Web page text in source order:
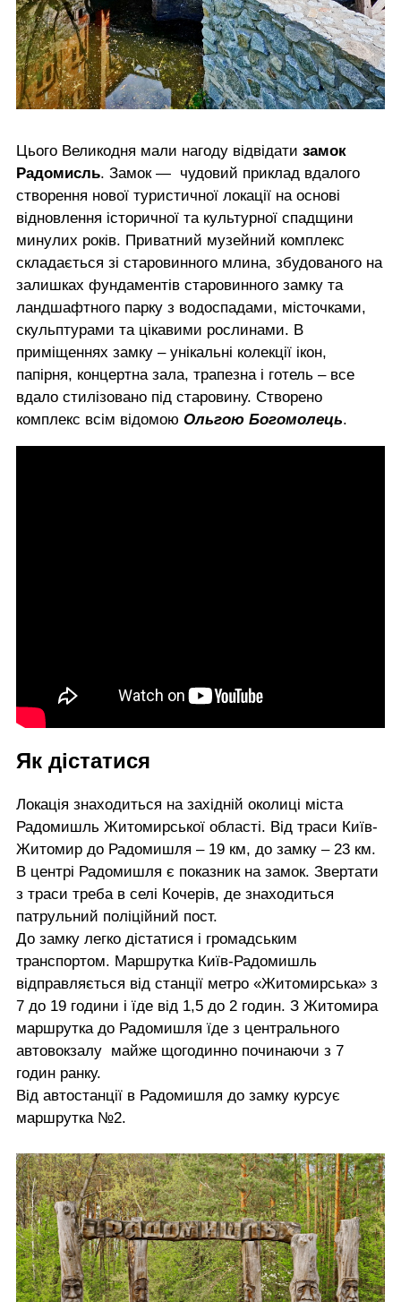
Цього Великодня мали нагоду відвідати замок
Радомисль. Замок — чудовий приклад вдалого
створення нової туристичної локації на основі
відновлення історичної та культурної спадщини
минулих років. Приватний музейний комплекс
складається зі старовинного млина, збудованого на
залишках фундаментів старовинного замку та
ландшафтного парку з водоспадами, місточками,
скульптурами та цікавими рослинами. В
приміщеннях замку – унікальні колекції ікон,
папірня, концертна зала, трапезна і готель – все
вдало стилізовано під старовину. Створено
комплекс всім відомою Ольгою Богомолець.
Як дістатися
Локація знаходиться на західній околиці міста
Радомишль Житомирської області. Від траси Київ-
Житомир до Радомишля – 19 км, до замку – 23 км.
В центрі Радомишля є показник на замок. Звертати
з траси треба в селі Кочерів, де знаходиться
патрульний поліційний пост.
До замку легко дістатися і громадським
транспортом. Маршрутка Київ-Радомишль
відправляється від станції метро «Житомирська» з
7 до 19 години і їде від 1,5 до 2 годин. З Житомира
маршрутка до Радомишля їде з центрального
автовокзалу майже щогодинно починаючи з 7
годин ранку.
Від автостанції в Радомишля до замку курсує
маршрутка №2.